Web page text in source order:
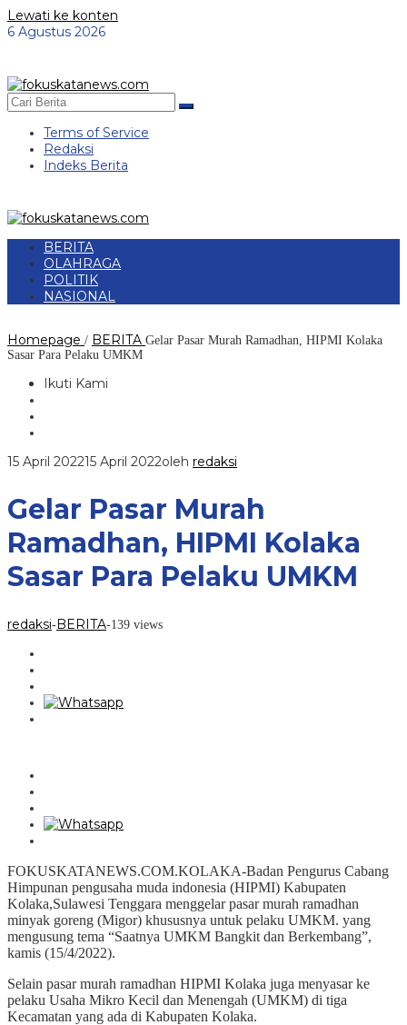
Lewati ke konten
6 Agustus 2026
Terms of Service
Redaksi
Indeks Berita
BERITA
OLAHRAGA
POLITIK
NASIONAL
Homepage / BERITA Gelar Pasar Murah Ramadhan, HIPMI Kolaka
Sasar Para Pelaku UMKM
Ikuti Kami
15 April 202215 April 2022oleh redaksi
Gelar Pasar Murah
Ramadhan, HIPMI Kolaka
Sasar Para Pelaku UMKM
redaksi-BERITA-139 views
FOKUSKATANEWS.COM.KOLAKA-Badan Pengurus Cabang
Himpunan pengusaha muda indonesia (HIPMI) Kabupaten
Kolaka,Sulawesi Tenggara menggelar pasar murah ramadhan
minyak goreng (Migor) khususnya untuk pelaku UMKM. yang
mengusung tema “Saatnya UMKM Bangkit dan Berkembang”,
kamis (15/4/2022).
Selain pasar murah ramadhan HIPMI Kolaka juga menyasar ke
pelaku Usaha Mikro Kecil dan Menengah (UMKM) di tiga
Kecamatan yang ada di Kabupaten Kolaka.